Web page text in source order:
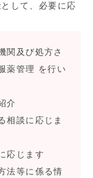
して、必要に応
関及び処方さ
薬管理 を行い
介
相談に応じま
応じます
法等に係る情